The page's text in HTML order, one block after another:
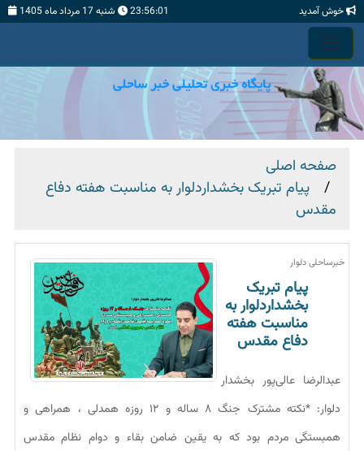
خوش آمدید 23:56:01 شنبه 17 مرداد ماه 1405
صفحه اصلی
پیام تبریک بخشداردلوار به مناسبت هفته دفاع
مقدس
خبرساحلی دلوار
پیام تبریک
بخشداردلوار به
مناسبت هفته
دفاع مقدس
عبدالرضا عالی‌پور بخشدار
دلوار: *نکته مشترک جنگ ۸ ساله و ۱۲ روزه همدلی ، همراهی و
همبستگی مردم بود که به یقین ضامن بقاء و دوام نظام مقدس